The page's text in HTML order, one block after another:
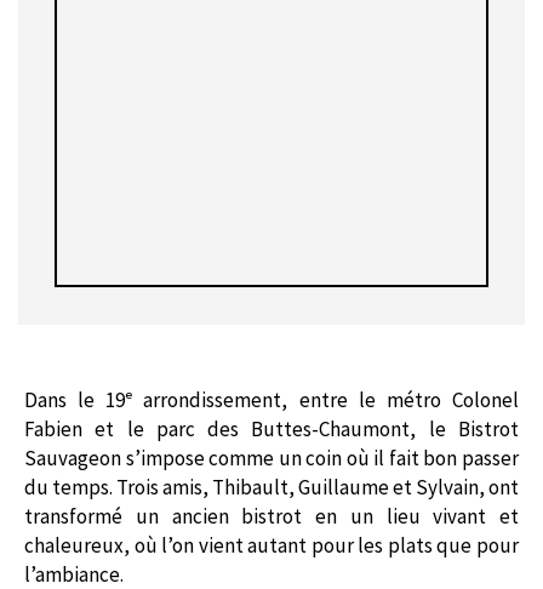
Dans le 19ᵉ arrondissement, entre le métro Colonel
Fabien et le parc des Buttes-Chaumont, le Bistrot
Sauvageon s’impose comme un coin où il fait bon passer
du temps. Trois amis, Thibault, Guillaume et Sylvain, ont
transformé un ancien bistrot en un lieu vivant et
chaleureux, où l’on vient autant pour les plats que pour
l’ambiance.